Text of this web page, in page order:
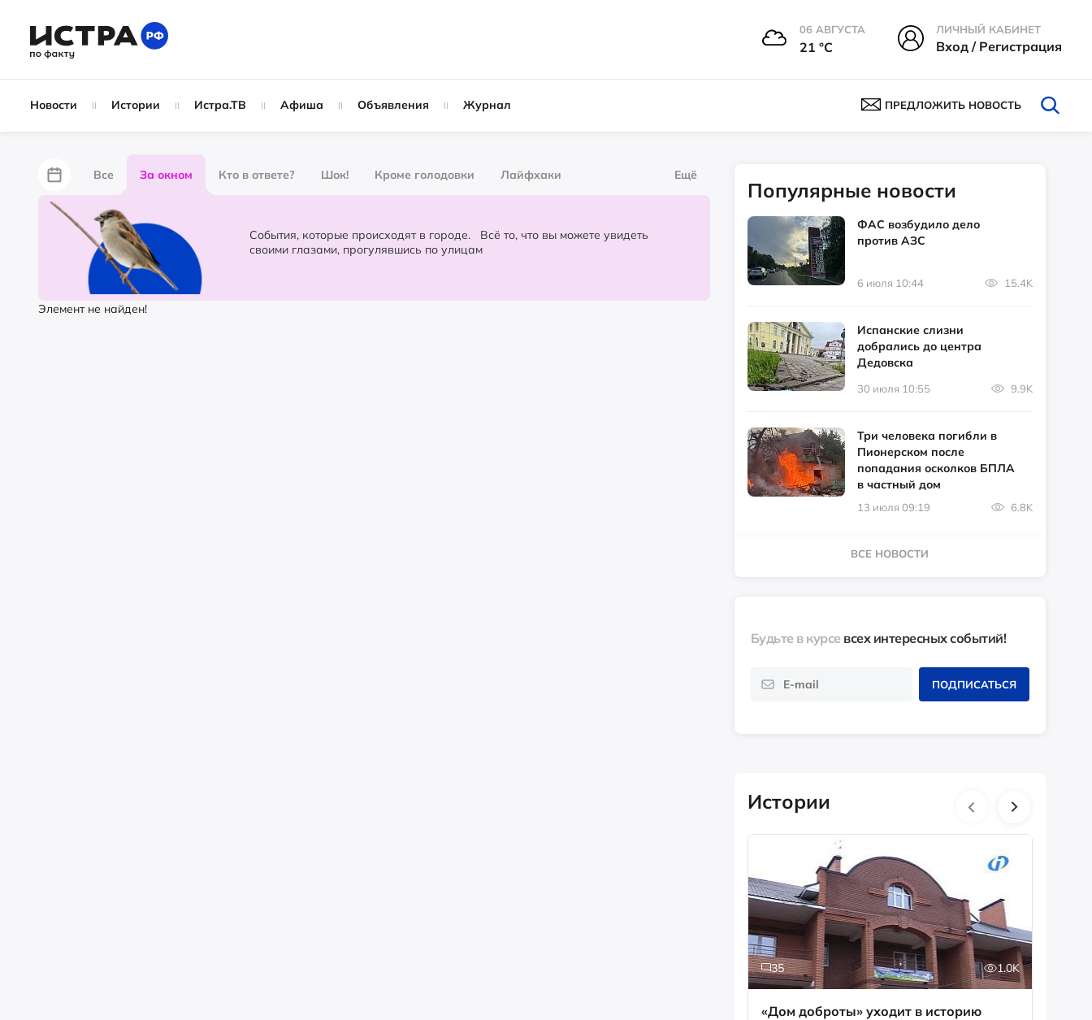
06 АВГУСТА
21 °С
ЛИЧНЫЙ КАБИНЕТ
Вход / Регистрация
Новости Истории Истра.ТВ Афиша Объявления Журнал ПРЕДЛОЖИТЬ НОВОСТЬ
Все За окном Кто в ответе? Шок! Кроме голодовки Лайфхаки
За забором
Партнёрский материал Народные новости Слухи
Ещё
События, которые происходят в городе. Всё то, что вы можете увидеть
своими глазами, прогулявшись по улицам
Элемент не найден!
Популярные новости
ФАС возбудило дело
против АЗС
6 июля 10:44 15.4K
Испанские слизни
добрались до центра
Дедовска
30 июля 10:55 9.9K
Три человека погибли в
Пионерском после
попадания осколков БПЛА
в частный дом
13 июля 09:19 6.8K
ВСЕ НОВОСТИ
Будьте в курсе всех интересных событий!
ПОДПИСАТЬСЯ
Истории
35 1.0K
«Дом доброты» уходит в историю